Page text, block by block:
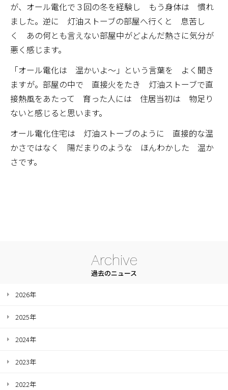
が、オール電化で３回の冬を経験し もう身体は 慣れ
ました。逆に 灯油ストーブの部屋へ行くと 息苦し
く あの何とも言えない部屋中がどよんだ熱さに気分が
悪く感じます。
「オール電化は 温かいよ～」という言葉を よく聞き
ますが。部屋の中で 直接火をたき 灯油ストーブで直
接熱風をあたって 育った人には 住居当初は 物足り
ないと感じると思います。
オール電化住宅は 灯油ストーブのように 直接的な温
かさではなく 陽だまりのような ほんわかした 温か
さです。
Archive
過去のニュース
2026年
2025年
2024年
2023年
2022年